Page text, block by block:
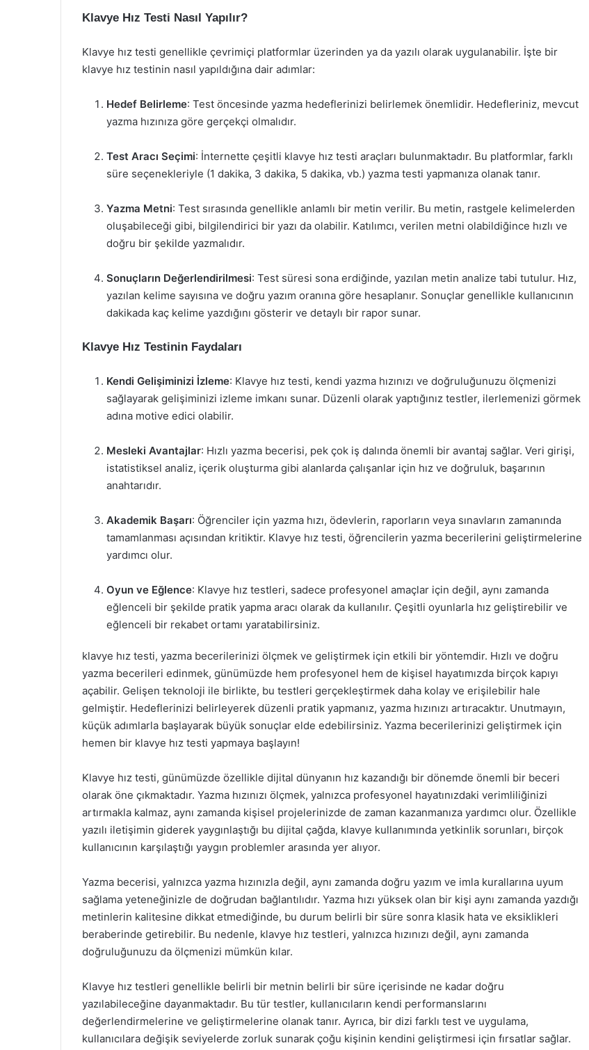
Klavye Hız Testi Nasıl Yapılır?
Klavye hız testi genellikle çevrimiçi platformlar üzerinden ya da yazılı olarak uygulanabilir. İşte bir
klavye hız testinin nasıl yapıldığına dair adımlar:
Hedef Belirleme: Test öncesinde yazma hedeflerinizi belirlemek önemlidir. Hedefleriniz, mevcut
yazma hızınıza göre gerçekçi olmalıdır.
Test Aracı Seçimi: İnternette çeşitli klavye hız testi araçları bulunmaktadır. Bu platformlar, farklı
süre seçenekleriyle (1 dakika, 3 dakika, 5 dakika, vb.) yazma testi yapmanıza olanak tanır.
Yazma Metni: Test sırasında genellikle anlamlı bir metin verilir. Bu metin, rastgele kelimelerden
oluşabileceği gibi, bilgilendirici bir yazı da olabilir. Katılımcı, verilen metni olabildiğince hızlı ve
doğru bir şekilde yazmalıdır.
Sonuçların Değerlendirilmesi: Test süresi sona erdiğinde, yazılan metin analize tabi tutulur. Hız,
yazılan kelime sayısına ve doğru yazım oranına göre hesaplanır. Sonuçlar genellikle kullanıcının
dakikada kaç kelime yazdığını gösterir ve detaylı bir rapor sunar.
Klavye Hız Testinin Faydaları
Kendi Gelişiminizi İzleme: Klavye hız testi, kendi yazma hızınızı ve doğruluğunuzu ölçmenizi
sağlayarak gelişiminizi izleme imkanı sunar. Düzenli olarak yaptığınız testler, ilerlemenizi görmek
adına motive edici olabilir.
Mesleki Avantajlar: Hızlı yazma becerisi, pek çok iş dalında önemli bir avantaj sağlar. Veri girişi,
istatistiksel analiz, içerik oluşturma gibi alanlarda çalışanlar için hız ve doğruluk, başarının
anahtarıdır.
Akademik Başarı: Öğrenciler için yazma hızı, ödevlerin, raporların veya sınavların zamanında
tamamlanması açısından kritiktir. Klavye hız testi, öğrencilerin yazma becerilerini geliştirmelerine
yardımcı olur.
Oyun ve Eğlence: Klavye hız testleri, sadece profesyonel amaçlar için değil, aynı zamanda
eğlenceli bir şekilde pratik yapma aracı olarak da kullanılır. Çeşitli oyunlarla hız geliştirebilir ve
eğlenceli bir rekabet ortamı yaratabilirsiniz.
klavye hız testi, yazma becerilerinizi ölçmek ve geliştirmek için etkili bir yöntemdir. Hızlı ve doğru
yazma becerileri edinmek, günümüzde hem profesyonel hem de kişisel hayatımızda birçok kapıyı
açabilir. Gelişen teknoloji ile birlikte, bu testleri gerçekleştirmek daha kolay ve erişilebilir hale
gelmiştir. Hedeflerinizi belirleyerek düzenli pratik yapmanız, yazma hızınızı artıracaktır. Unutmayın,
küçük adımlarla başlayarak büyük sonuçlar elde edebilirsiniz. Yazma becerilerinizi geliştirmek için
hemen bir klavye hız testi yapmaya başlayın!
Klavye hız testi, günümüzde özellikle dijital dünyanın hız kazandığı bir dönemde önemli bir beceri
olarak öne çıkmaktadır. Yazma hızınızı ölçmek, yalnızca profesyonel hayatınızdaki verimliliğinizi
artırmakla kalmaz, aynı zamanda kişisel projelerinizde de zaman kazanmanıza yardımcı olur. Özellikle
yazılı iletişimin giderek yaygınlaştığı bu dijital çağda, klavye kullanımında yetkinlik sorunları, birçok
kullanıcının karşılaştığı yaygın problemler arasında yer alıyor.
Yazma becerisi, yalnızca yazma hızınızla değil, aynı zamanda doğru yazım ve imla kurallarına uyum
sağlama yeteneğinizle de doğrudan bağlantılıdır. Yazma hızı yüksek olan bir kişi aynı zamanda yazdığı
metinlerin kalitesine dikkat etmediğinde, bu durum belirli bir süre sonra klasik hata ve eksiklikleri
beraberinde getirebilir. Bu nedenle, klavye hız testleri, yalnızca hızınızı değil, aynı zamanda
doğruluğunuzu da ölçmenizi mümkün kılar.
Klavye hız testleri genellikle belirli bir metnin belirli bir süre içerisinde ne kadar doğru
yazılabileceğine dayanmaktadır. Bu tür testler, kullanıcıların kendi performanslarını
değerlendirmelerine ve geliştirmelerine olanak tanır. Ayrıca, bir dizi farklı test ve uygulama,
kullanıcılara değişik seviyelerde zorluk sunarak çoğu kişinin kendini geliştirmesi için fırsatlar sağlar.